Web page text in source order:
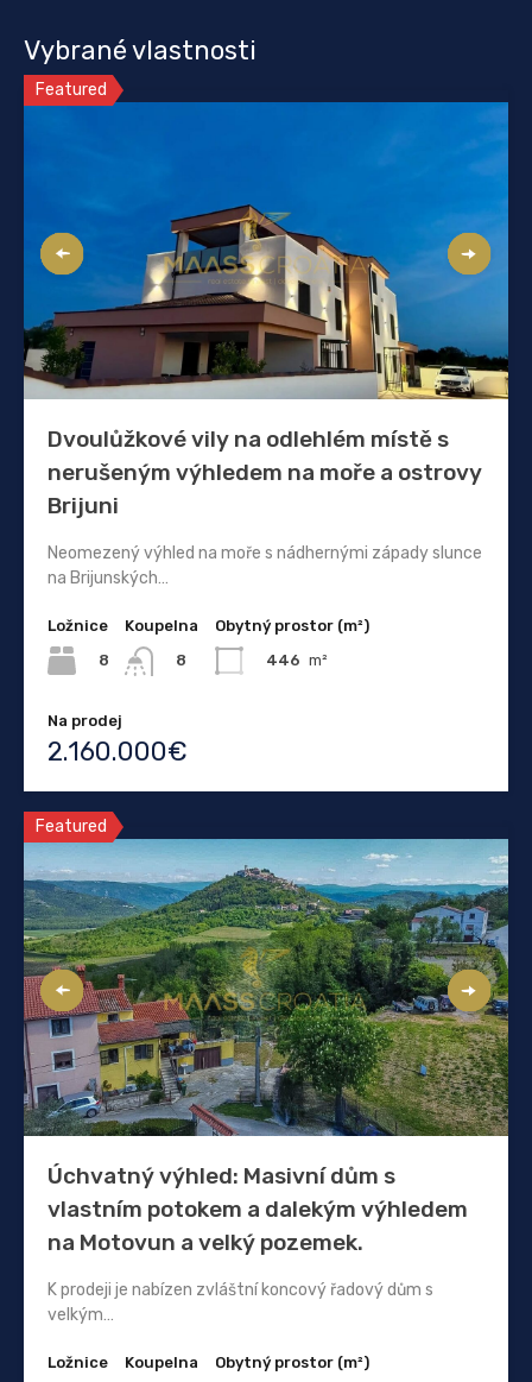
Vybrané vlastnosti
Featured
Dvoulůžkové vily na odlehlém místě s
nerušeným výhledem na moře a ostrovy
Brijuni
Neomezený výhled na moře s nádhernými západy slunce
na Brijunských…
Ložnice
8
Koupelna
8
Obytný prostor (m²)
446 m²
Na prodej
2.160.000€
Featured
Úchvatný výhled: Masivní dům s
vlastním potokem a dalekým výhledem
na Motovun a velký pozemek.
K prodeji je nabízen zvláštní koncový řadový dům s
velkým…
Ložnice
Koupelna
Obytný prostor (m²)